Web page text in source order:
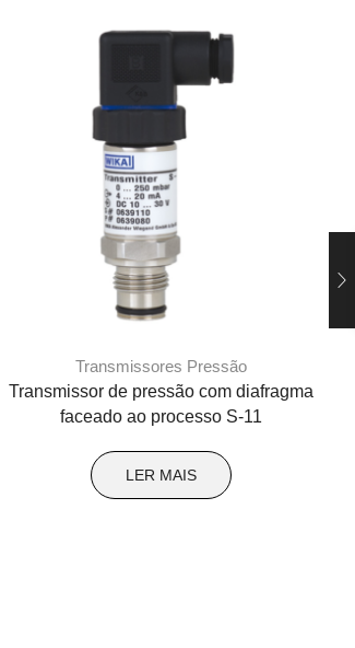
Transmissores Pressão
Transmissor de pressão com diafragma
faceado ao processo S-11
LER MAIS